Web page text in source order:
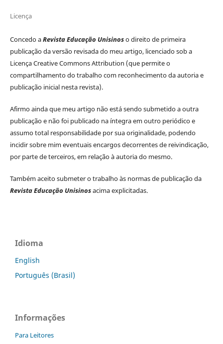
Licença
Concedo aRevista Educação Unisinoso direito de primeira
publicação da versão revisada do meu artigo, licenciado sob a
Licença Creative Commons Attribution (que permite o
compartilhamento do trabalho com reconhecimento da autoria e
publicação inicial nesta revista).
Afirmo ainda que meu artigo não está sendo submetido a outra
publicação e não foi publicado na íntegra em outro periódico e
assumo total responsabilidade por sua originalidade, podendo
incidir sobre mim eventuais encargos decorrentes de reivindicação,
por parte de terceiros, em relação à autoria do mesmo.
Também aceito submeter o trabalho às normas de publicação da
Revista Educação Unisinosacima explicitadas.
Idioma
English
Português (Brasil)
Informações
Para Leitores